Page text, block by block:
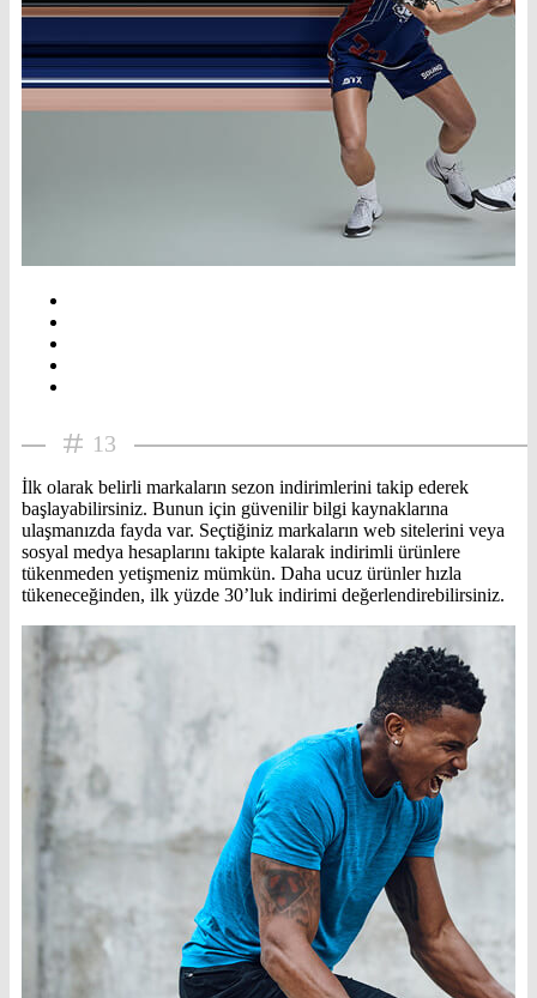
13
İlk olarak belirli markaların sezon indirimlerini takip ederek
başlayabilirsiniz. Bunun için güvenilir bilgi kaynaklarına
ulaşmanızda fayda var. Seçtiğiniz markaların web sitelerini veya
sosyal medya hesaplarını takipte kalarak indirimli ürünlere
tükenmeden yetişmeniz mümkün. Daha ucuz ürünler hızla
tükeneceğinden, ilk yüzde 30’luk indirimi değerlendirebilirsiniz.